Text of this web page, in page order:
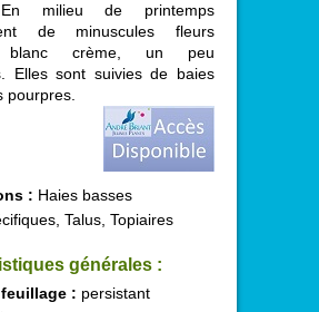
milieu de printemps
de minuscules fleurs
blanc crème, un peu
Elles sont suivies de baies
pourpres.
: Haies basses
Talus, Topiaires
générales :
: persistant